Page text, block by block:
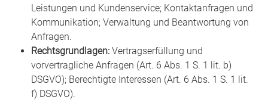
Leistungen und Kundenservice; Kontaktanfragen und
Kommunikation; Verwaltung und Beantwortung von
Anfragen.
Rechtsgrundlagen: Vertragserfüllung und
vorvertragliche Anfragen (Art. 6 Abs. 1 S. 1 lit. b)
DSGVO); Berechtigte Interessen (Art. 6 Abs. 1 S. 1 lit.
f) DSGVO).